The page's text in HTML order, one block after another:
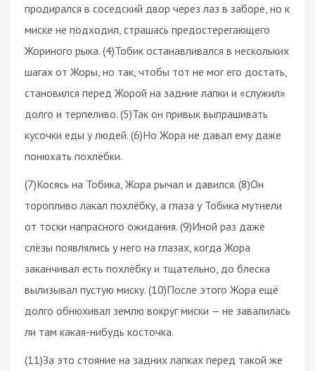
продирался в соседский двор через лаз в заборе, но к
миске не подходил, страшась предостерегающего
Жориного рыка. (4)Тобик останавливался в нескольких
шагах от Жоры, но так, чтобы тот не мог его достать,
становился перед Жорой на задние лапки и «служил»
долго и терпеливо. (5)Так он привык выпрашивать
кусочки еды у людей. (6)Но Жора не давал ему даже
понюхать похлёбки.
(7)Косясь на Тобика, Жора рычал и давился. (8)Он
торопливо лакал похлёбку, а глаза у Тобика мутнели
от тоски напрасного ожидания. (9)Иной раз даже
слёзы появлялись у него на глазах, когда Жора
заканчивал есть похлёбку и тщательно, до блеска
вылизывал пустую миску. (10)После этого Жора ещё
долго обнюхивал землю вокруг миски — не завалилась
ли там какая-нибудь косточка.
(11)За это стояние на задних лапках перед такой же